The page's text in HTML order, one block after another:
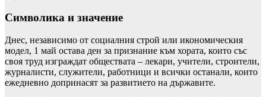
Символика и значение
Днес, независимо от социалния строй или икономическия
модел, 1 май остава ден за признание към хората, които със
своя труд изграждат обществата – лекари, учители, строители,
журналисти, служители, работници и всички останали, които
ежедневно допринасят за развитието на държавите.